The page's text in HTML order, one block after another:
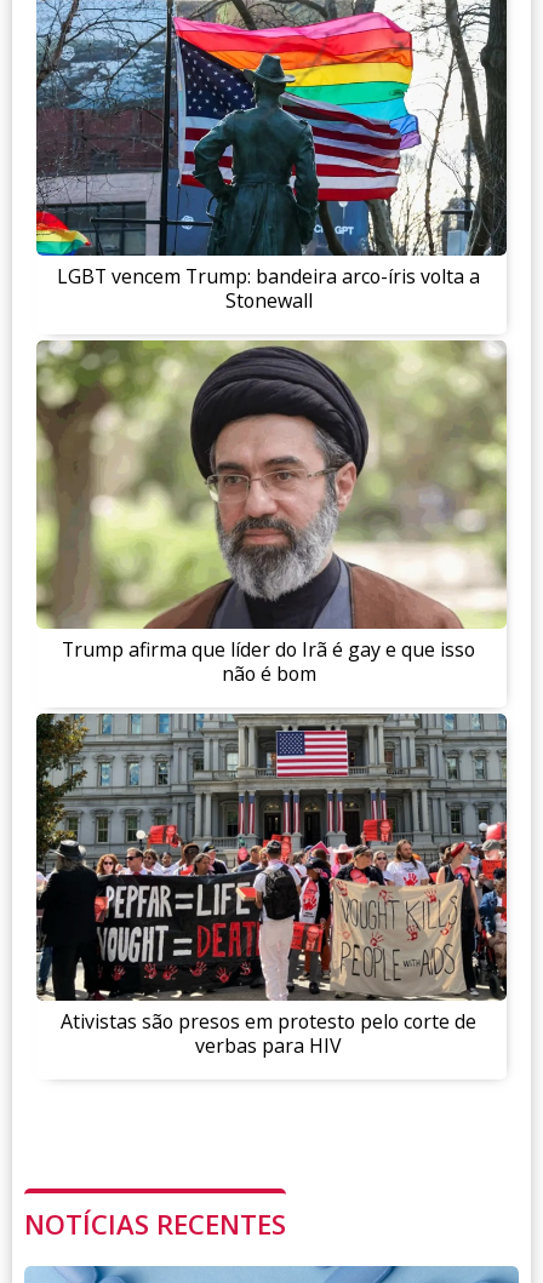
LGBT vencem Trump: bandeira arco-íris volta a
Stonewall
Trump afirma que líder do Irã é gay e que isso
não é bom
Ativistas são presos em protesto pelo corte de
verbas para HIV
NOTÍCIAS RECENTES